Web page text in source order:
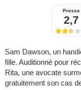
Presse
2,7
Sam Dawson, un
fille. Auditionné pour
Rita, une avocate
gratuitement son cas